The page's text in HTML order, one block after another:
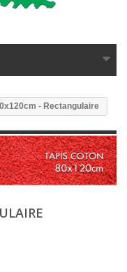
- Rectangulaire